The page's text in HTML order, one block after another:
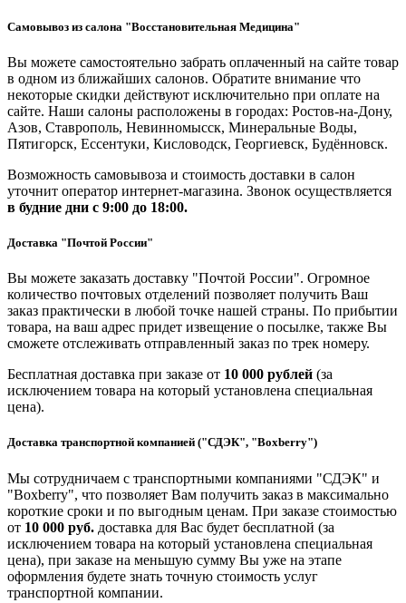
Самовывоз из салона "Восстановительная Медицина"
Вы можете самостоятельно забрать оплаченный на сайте товар
в одном из ближайших салонов. Обратите внимание что
некоторые скидки действуют исключительно при оплате на
сайте. Наши салоны расположены в городах: Ростов-на-Дону,
Азов, Ставрополь, Невинномысск, Минеральные Воды,
Пятигорск, Ессентуки, Кисловодск, Георгиевск, Будённовск.
Возможность самовывоза и стоимость доставки в салон
уточнит оператор интернет-магазина. Звонок осуществляется
в будние дни с 9:00 до 18:00.
Доставка "Почтой России"
Вы можете заказать доставку "Почтой России". Огромное
количество почтовых отделений позволяет получить Ваш
заказ практически в любой точке нашей страны. По прибытии
товара, на ваш адрес придет извещение о посылке, также Вы
сможете отслеживать отправленный заказ по трек номеру.
Бесплатная доставка при заказе от 10 000 рублей (за
исключением товара на который установлена специальная
цена).
Доставка транспортной компанией ("СДЭК", "Boxberry")
Мы сотрудничаем с транспортными компаниями "СДЭК" и
"Boxberry", что позволяет Вам получить заказ в максимально
короткие сроки и по выгодным ценам. При заказе стоимостью
от 10 000 руб. доставка для Вас будет бесплатной (за
исключением товара на который установлена специальная
цена), при заказе на меньшую сумму Вы уже на этапе
оформления будете знать точную стоимость услуг
транспортной компании.